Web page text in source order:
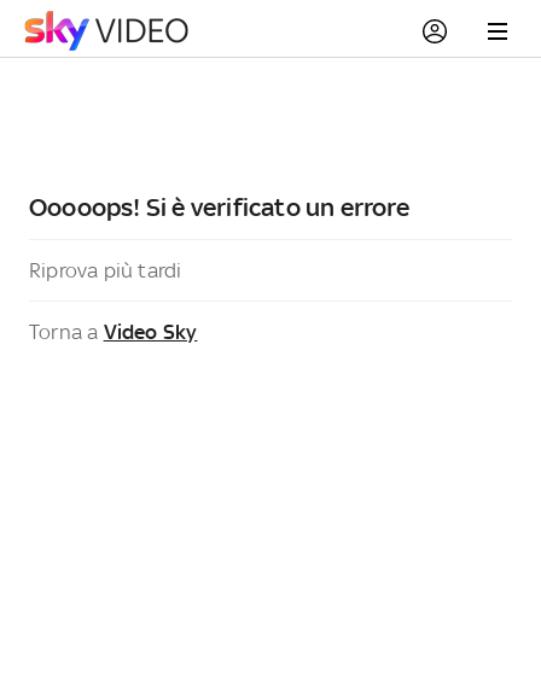
Ooooops! Si è verificato un errore
Riprova più tardi
Torna a Video Sky